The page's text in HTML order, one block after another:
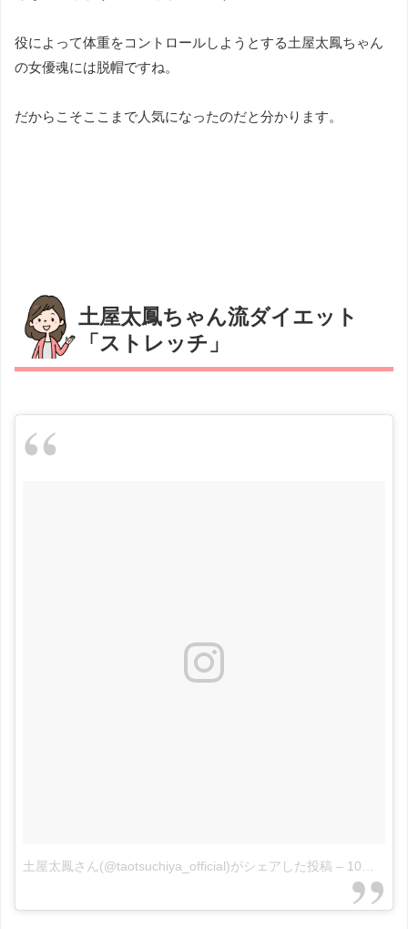
役によって体重をコントロールしようとする土屋太鳳ちゃん
の女優魂には脱帽ですね。
だからこそここまで人気になったのだと分かります。
土屋太鳳ちゃん流ダイエット
「ストレッチ」
土屋太鳳さん(@taotsuchiya_official)がシェアした投稿 – 10月 5, 2017 at 8:01午前 PDT